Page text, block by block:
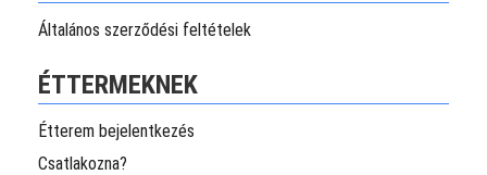
Általános szerződési feltételek
ÉTTERMEKNEK
Étterem bejelentkezés
Csatlakozna?